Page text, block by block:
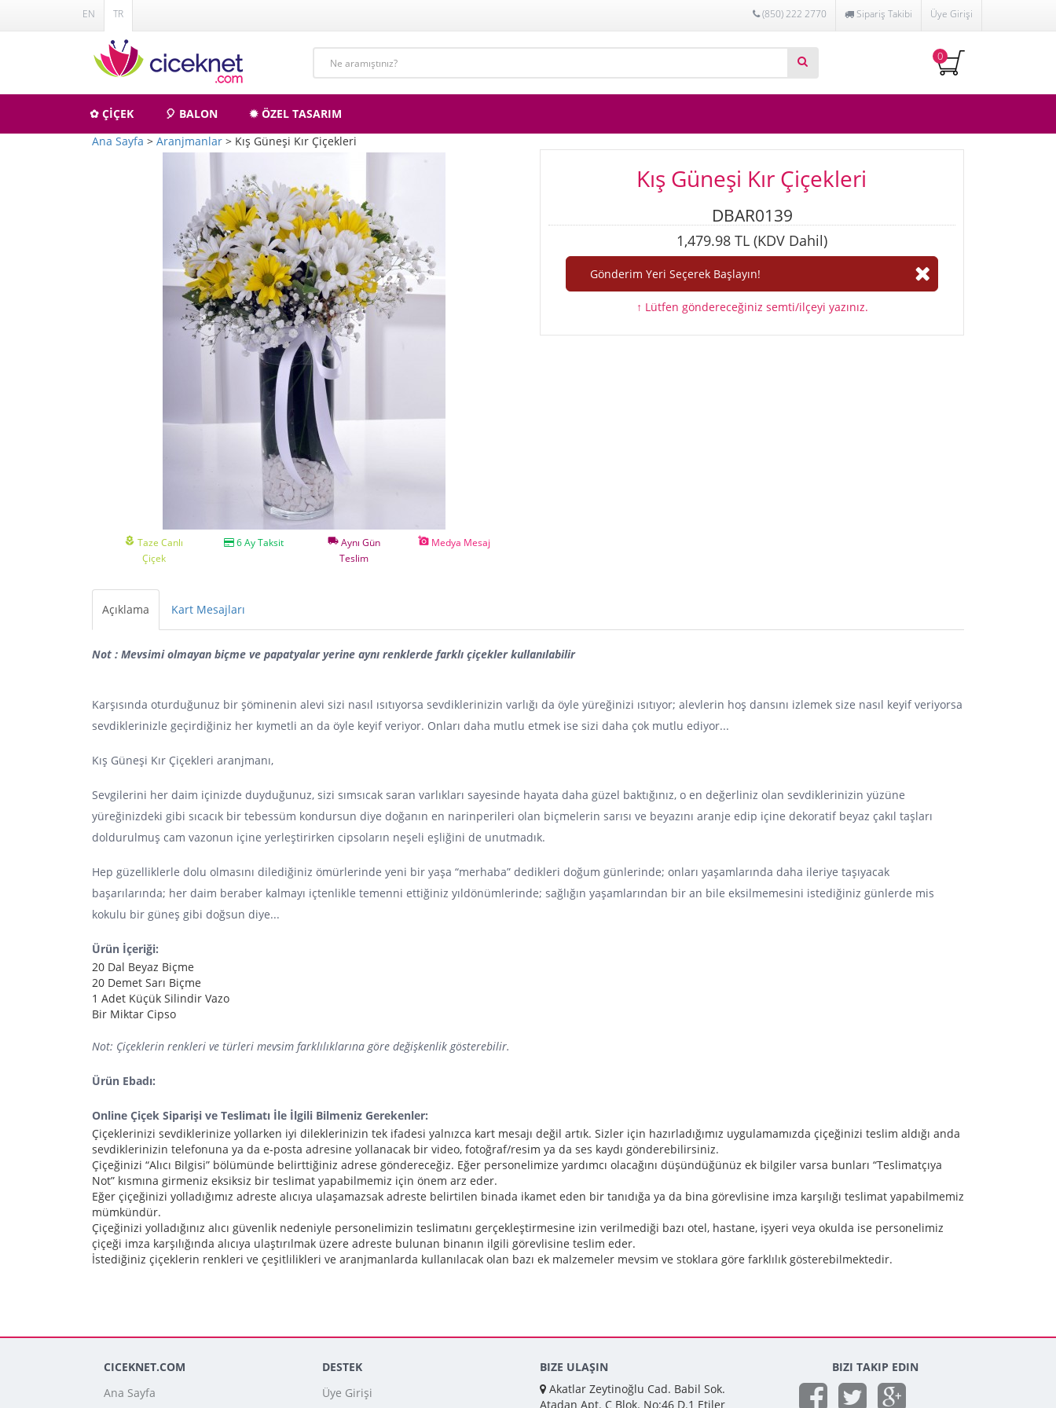
EN TR (850) 222 2770 Sipariş Takibi Üye Girişi
0
✿ ÇİÇEK 🎈 BALON
✹ ÖZEL TASARIM
Ana Sayfa > Aranjmanlar > Kış Güneşi Kır Çiçekleri
local_florist Taze Canlı
Çiçek
6 Ay Taksit local_shipping Aynı Gün
Teslim
add_a_photo Medya Mesaj
Kış Güneşi Kır Çiçekleri
DBAR0139
1,479.98 TL (KDV Dahil)
↑ Lütfen göndereceğiniz semti/ilçeyi yazınız.
Açıklama Kart Mesajları
Not : Mevsimi olmayan biçme ve papatyalar yerine aynı renklerde farklı çiçekler kullanılabilir
Karşısında oturduğunuz bir şöminenin alevi sizi nasıl ısıtıyorsa sevdiklerinizin varlığı da öyle yüreğinizi ısıtıyor; alevlerin hoş dansını izlemek size nasıl keyif veriyorsa
sevdiklerinizle geçirdiğiniz her kıymetli an da öyle keyif veriyor. Onları daha mutlu etmek ise sizi daha çok mutlu ediyor...
Kış Güneşi Kır Çiçekleri aranjmanı,
Sevgilerini her daim içinizde duyduğunuz, sizi sımsıcak saran varlıkları sayesinde hayata daha güzel baktığınız, o en değerliniz olan sevdiklerinizin yüzüne
yüreğinizdeki gibi sıcacık bir tebessüm kondursun diye doğanın en narinperileri olan biçmelerin sarısı ve beyazını aranje edip içine dekoratif beyaz çakıl taşları
doldurulmuş cam vazonun içine yerleştirirken cipsoların neşeli eşliğini de unutmadık.
Hep güzelliklerle dolu olmasını dilediğiniz ömürlerinde yeni bir yaşa “merhaba” dedikleri doğum günlerinde; onları yaşamlarında daha ileriye taşıyacak
başarılarında; her daim beraber kalmayı içtenlikle temenni ettiğiniz yıldönümlerinde; sağlığın yaşamlarından bir an bile eksilmemesini istediğiniz günlerde mis
kokulu bir güneş gibi doğsun diye...
Ürün İçeriği:
20 Dal Beyaz Biçme
20 Demet Sarı Biçme
1 Adet Küçük Silindir Vazo
Bir Miktar Cipso
Not: Çiçeklerin renkleri ve türleri mevsim farklılıklarına göre değişkenlik gösterebilir.
Ürün Ebadı:
Online Çiçek Siparişi ve Teslimatı İle İlgili Bilmeniz Gerekenler:
Çiçeklerinizi sevdiklerinize yollarken iyi dileklerinizin tek ifadesi yalnızca kart mesajı değil artık. Sizler için hazırladığımız uygulamamızda çiçeğinizi teslim aldığı anda
sevdiklerinizin telefonuna ya da e-posta adresine yollanacak bir video, fotoğraf/resim ya da ses kaydı gönderebilirsiniz.
Çiçeğinizi “Alıcı Bilgisi” bölümünde belirttiğiniz adrese göndereceğiz. Eğer personelimize yardımcı olacağını düşündüğünüz ek bilgiler varsa bunları “Teslimatçıya
Not” kısmına girmeniz eksiksiz bir teslimat yapabilmemiz için önem arz eder.
Eğer çiçeğinizi yolladığımız adreste alıcıya ulaşamazsak adreste belirtilen binada ikamet eden bir tanıdığa ya da bina görevlisine imza karşılığı teslimat yapabilmemiz
mümkündür.
Çiçeğinizi yolladığınız alıcı güvenlik nedeniyle personelimizin teslimatını gerçekleştirmesine izin verilmediği bazı otel, hastane, işyeri veya okulda ise personelimiz
çiçeği imza karşılığında alıcıya ulaştırılmak üzere adreste bulunan binanın ilgili görevlisine teslim eder.
İstediğiniz çiçeklerin renkleri ve çeşitlilikleri ve aranjmanlarda kullanılacak olan bazı ek malzemeler mevsim ve stoklara göre farklılık gösterebilmektedir.
CICEKNET.COM
Ana Sayfa
DESTEK
Üye Girişi
BIZE ULAŞIN
Akatlar Zeytinoğlu Cad. Babil Sok.
Atadan Apt. C Blok. No:46 D.1 Etiler
BIZI TAKIP EDIN